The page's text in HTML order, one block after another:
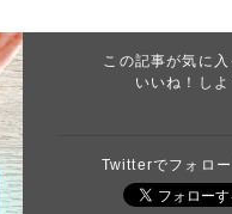
この記事が気に入
いいね！しよ
Twitterでフォロー